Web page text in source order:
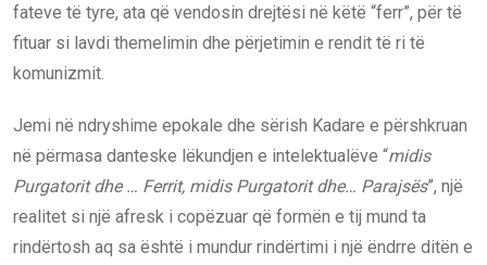
fateve të tyre, ata që vendosin drejtësi në këtë “ferr”, për të
fituar si lavdi themelimin dhe përjetimin e rendit të ri të
komunizmit.
Jemi në ndryshime epokale dhe sërish Kadare e përshkruan
në përmasa danteske lëkundjen e intelektualëve “midis
Purgatorit dhe … Ferrit, midis Purgatorit dhe… Parajsës”, një
realitet si një afresk i copëzuar që formën e tij mund ta
rindërtosh aq sa është i mundur rindërtimi i një ëndrre ditën e